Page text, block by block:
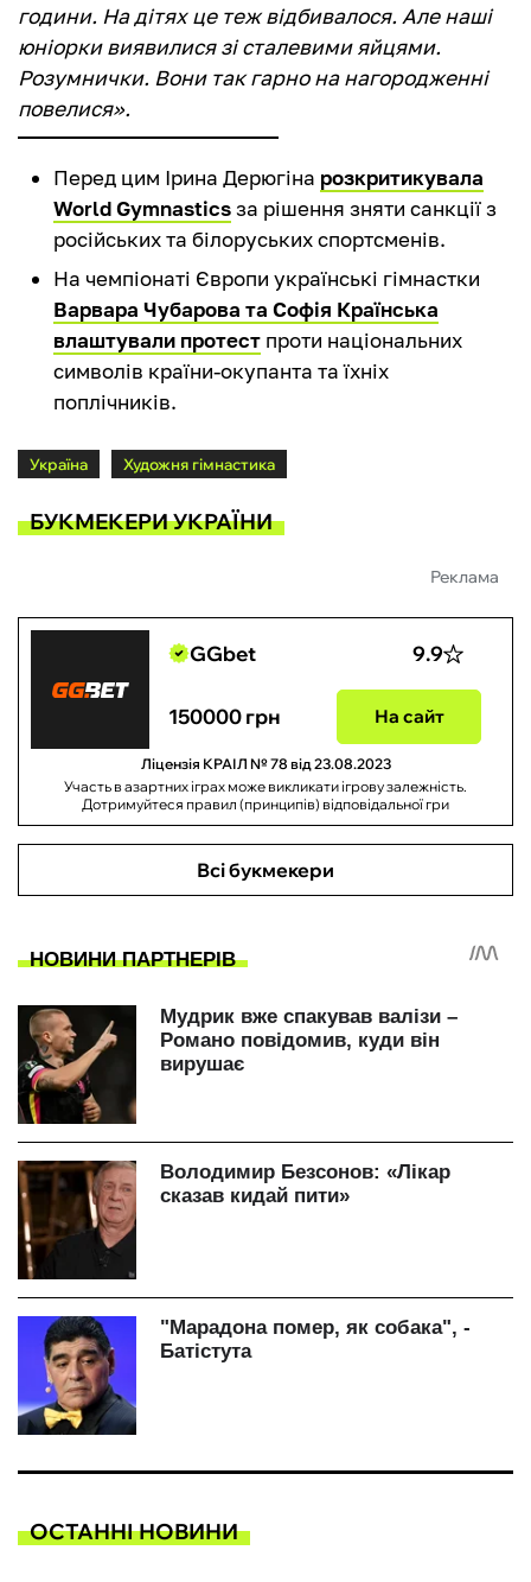
години. На дітях це теж відбивалося. Але наші
юніорки виявилися зі сталевими яйцями.
Розумнички. Вони так гарно на нагородженні
повелися».
Перед цим Ірина Дерюгіна розкритикувала
World Gymnasticsза рішення зняти санкції з
російських та білоруських спортсменів.
На чемпіонаті Європи українські гімнастки
Варвара Чубарова та Софія Країнська
влаштували протест проти національних
символів країни-окупанта та їхніх
поплічників.
Україна Художня гімнастика
БУКМЕКЕРИ УКРАЇНИ
Реклама
GGbet 9.9
150000 грн На сайт
Ліцензія КРАІЛ № 78 від 23.08.2023
Участь в азартних іграх може викликати ігрову залежність.
Дотримуйтеся правил (принципів) відповідальної гри
Всі букмекери
ОСТАННІ НОВИНИ